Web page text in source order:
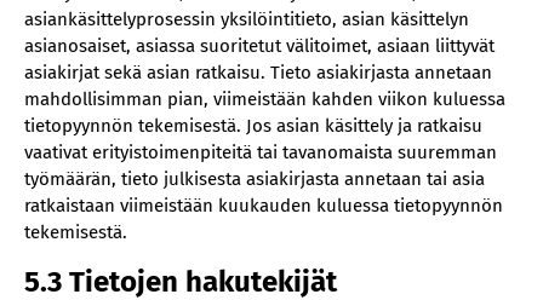
asiankäsittelyprosessin yksilöintitieto, asian käsittelyn
asianosaiset, asiassa suoritetut välitoimet, asiaan liittyvät
asiakirjat sekä asian ratkaisu. Tieto asiakirjasta annetaan
mahdollisimman pian, viimeistään kahden viikon kuluessa
tietopyynnön tekemisestä. Jos asian käsittely ja ratkaisu
vaativat erityistoimenpiteitä tai tavanomaista suuremman
työmäärän, tieto julkisesta asiakirjasta annetaan tai asia
ratkaistaan viimeistään kuukauden kuluessa tietopyynnön
tekemisestä.
5.3 Tietojen hakutekijät